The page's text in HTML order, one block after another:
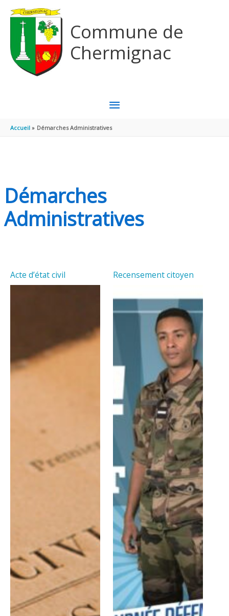
Commune de
Chermignac
MENU
PRINCIPAL
Accueil Démarches Administratives
Démarches
Administratives
Acte d’état civil Recensement citoyen